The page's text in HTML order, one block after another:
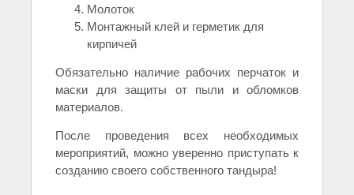
Молоток
Монтажный клей и герметик для
кирпичей
Обязательно наличие рабочих перчаток и
маски для защиты от пыли и обломков
материалов.
После проведения всех необходимых
мероприятий, можно уверенно приступать к
созданию своего собственного тандыра!